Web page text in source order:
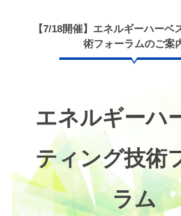
【7/18開催】エネルギーハーベ
術フォーラムのご案
エネルギーハ
ティング技術
ラム